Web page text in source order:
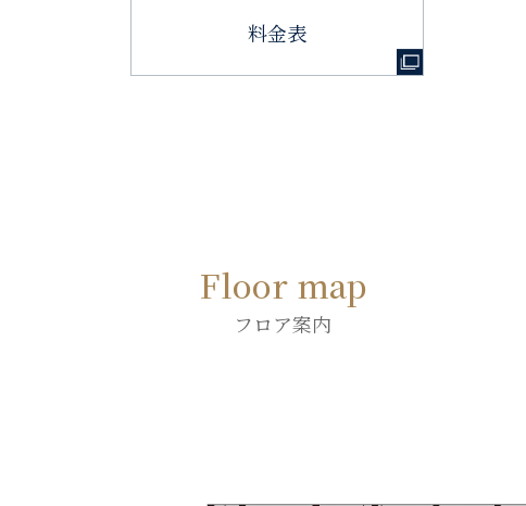
料金表
Floor map
フロア案内